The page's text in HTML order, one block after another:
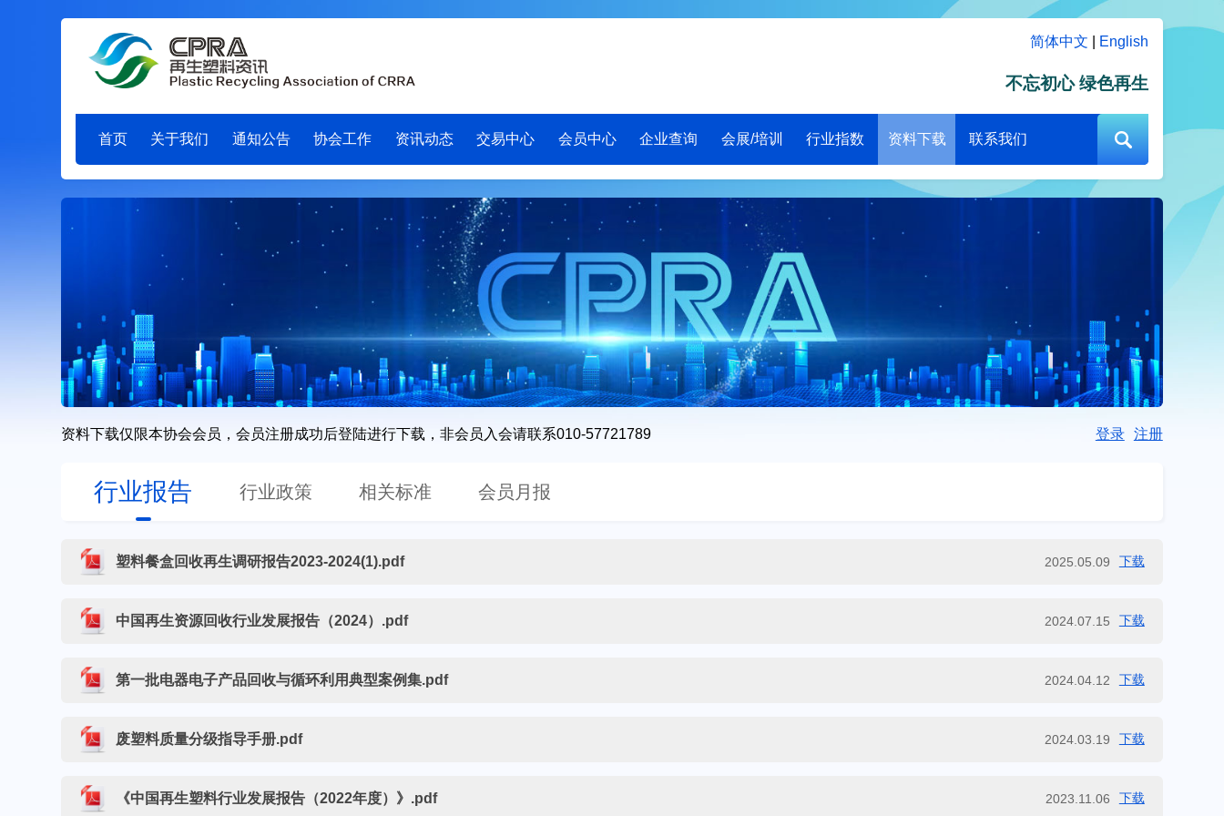
简体中文 English
不忘初心 绿色再生
首页 关于我们 通知公告 协会工作 资讯动态 交易中心 会员中心 企业查询 会展/培训 行业指数 资料下载 联系我们
资料下载仅限本协会会员，会员注册成功后登陆进行下载，非会员入会请联系010-57721789 登录 注册
行业报告 行业政策 相关标准 会员月报
塑料餐盒回收再生调研报告2023-2024(1).pdf 2025.05.09 下载
中国再生资源回收行业发展报告（2024）.pdf 2024.07.15 下载
第一批电器电子产品回收与循环利用典型案例集.pdf 2024.04.12 下载
废塑料质量分级指导手册.pdf 2024.03.19 下载
《中国再生塑料行业发展报告（2022年度）》.pdf 2023.11.06 下载